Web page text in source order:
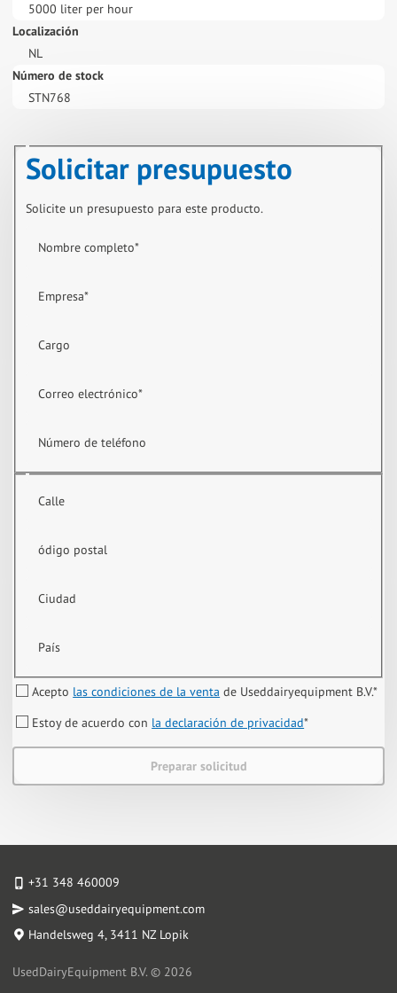
5000 liter per hour
Localización
NL
Número de stock
STN768
Solicitar presupuesto
Solicite un presupuesto para este producto.
Nombre completo*
Empresa*
Cargo
Correo electrónico*
Número de teléfono
Calle
ódigo postal
Ciudad
País
Acepto las condiciones de la venta de Useddairyequipment B.V.*
Estoy de acuerdo con la declaración de privacidad*
Preparar solicitud
+31 348 460009
sales@useddairyequipment.com
Handelsweg 4, 3411 NZ Lopik
UsedDairyEquipment B.V. © 2026